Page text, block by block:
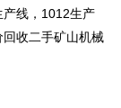
线，1012生产
收二手矿山机械